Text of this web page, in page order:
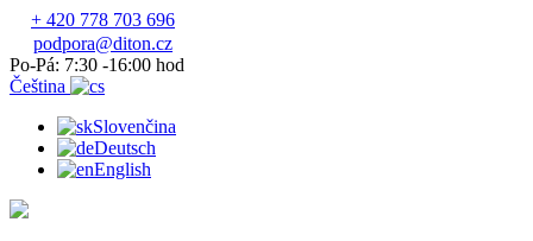
+ 420 778 703 696
podpora@diton.cz
Po-Pá: 7:30 -16:00 hod
Čeština
Slovenčina
Deutsch
English